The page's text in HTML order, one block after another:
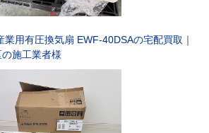
業用有圧換気扇 EWF-40DSAの宅配買取｜
施工業者様